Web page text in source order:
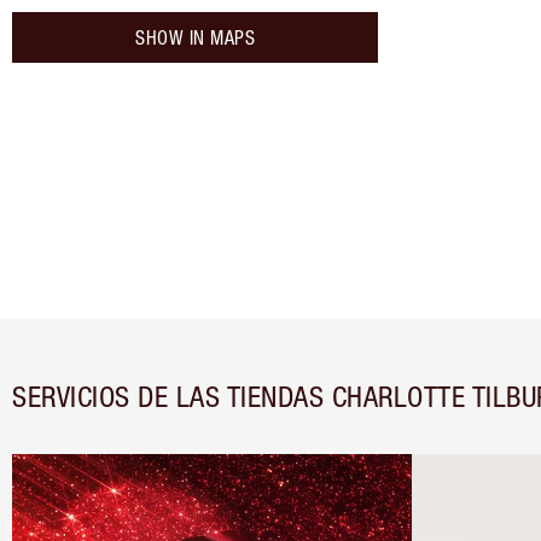
SHOW IN MAPS
SERVICIOS DE LAS TIENDAS CHARLOTTE